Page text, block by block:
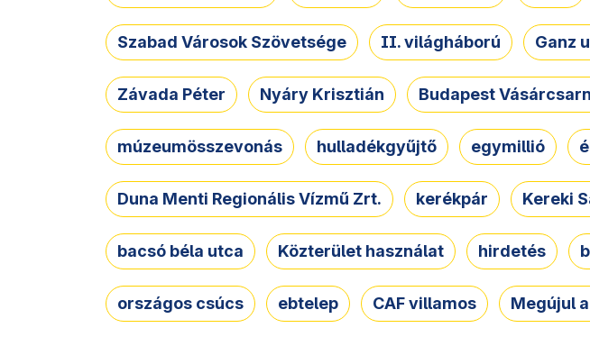
Szabad Városok Szövetsége II. világháború Ganz
Závada Péter Nyáry Krisztián Budapest
múzeumösszevonás hulladékgyűjtő egymillió
Duna Menti Regionális Vízmű Zrt. kerékpár Kereki
bacsó béla utca Közterület használat hirdetés
országos csúcs ebtelep CAF villamos Megújul